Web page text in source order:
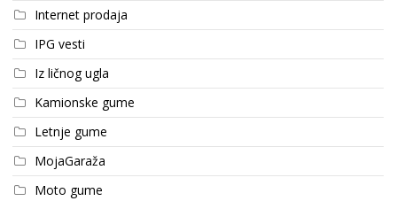
Internet prodaja
IPG vesti
Iz ličnog ugla
Kamionske gume
Letnje gume
MojaGaraža
Moto gume